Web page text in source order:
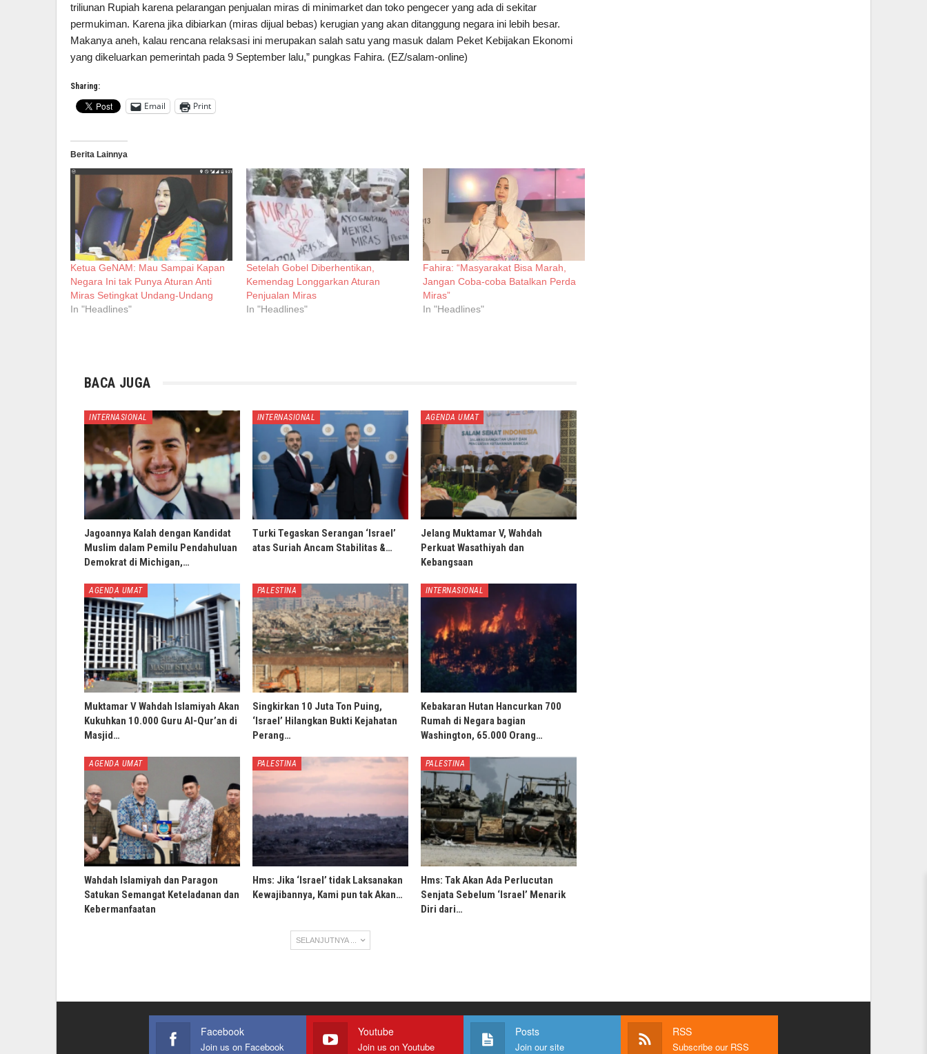
triliunan Rupiah karena pelarangan penjualan miras di minimarket dan toko pengecer yang ada di sekitar
permukiman. Karena jika dibiarkan (miras dijual bebas) kerugian yang akan ditanggung negara ini lebih besar.
Makanya aneh, kalau rencana relaksasi ini merupakan salah satu yang masuk dalam Peket Kebijakan Ekonomi
yang dikeluarkan pemerintah pada 9 September lalu,” pungkas Fahira. (EZ/salam-online)
Sharing:
Email Print
Berita Lainnya
Ketua GeNAM: Mau Sampai Kapan
Negara Ini tak Punya Aturan Anti
Miras Setingkat Undang-Undang
In "Headlines"
Setelah Gobel Diberhentikan,
Kemendag Longgarkan Aturan
Penjualan Miras
In "Headlines"
Fahira: “Masyarakat Bisa Marah,
Jangan Coba-coba Batalkan Perda
Miras”
In "Headlines"
BACA JUGA
INTERNASIONAL
Jagoannya Kalah dengan Kandidat
Muslim dalam Pemilu Pendahuluan
Demokrat di Michigan,…
INTERNASIONAL
Turki Tegaskan Serangan ‘Israel’
atas Suriah Ancam Stabilitas &…
AGENDA UMAT
Jelang Muktamar V, Wahdah
Perkuat Wasathiyah dan
Kebangsaan
AGENDA UMAT
Muktamar V Wahdah Islamiyah Akan
Kukuhkan 10.000 Guru Al-Qur’an di
Masjid…
PALESTINA
Singkirkan 10 Juta Ton Puing,
‘Israel’ Hilangkan Bukti Kejahatan
Perang…
INTERNASIONAL
Kebakaran Hutan Hancurkan 700
Rumah di Negara bagian
Washington, 65.000 Orang…
AGENDA UMAT
Wahdah Islamiyah dan Paragon
Satukan Semangat Keteladanan dan
Kebermanfaatan
PALESTINA
Hms: Jika ‘Israel’ tidak Laksanakan
Kewajibannya, Kami pun tak Akan…
PALESTINA
Hms: Tak Akan Ada Perlucutan
Senjata Sebelum ‘Israel’ Menarik
Diri dari…
SELANJUTNYA ...
Facebook
Join us on Facebook
Youtube
Join us on Youtube
Posts
Join our site
RSS
Subscribe our RSS